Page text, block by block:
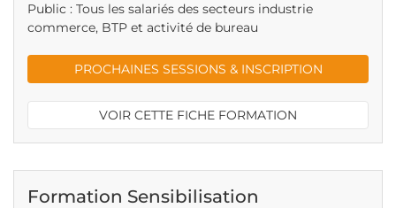
Public : Tous les salariés des secteurs industrie
commerce, BTP et activité de bureau
PROCHAINES SESSIONS & INSCRIPTION
VOIR CETTE FICHE FORMATION
Formation Sensibilisation